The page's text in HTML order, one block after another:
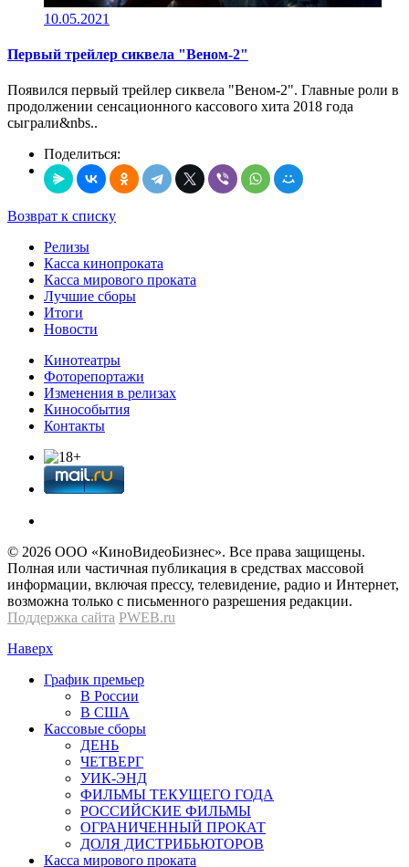
10.05.2021
Первый трейлер сиквела "Веном-2"
Появился первый трейлер сиквела "Веном-2". Главные роли в
продолжении сенсационного кассового хита 2018 года
сыграли&nbs..
Поделиться:
Возврат к списку
Релизы
Касса кинопроката
Касса мирового проката
Лучшие сборы
Итоги
Новости
Кинотеатры
Фоторепортажи
Изменения в релизах
Кинособытия
Контакты
© 2026 OOО «КиноВидеоБизнес». Все права защищены.
Полная или частичная публикация в средствах массовой
информации, включая прессу, телевидение, радио и Интернет,
возможна только с письменного разрешения редакции.
Поддержка сайта PWEB.ru
Наверх
График премьер
В России
В США
Кассовые сборы
ДЕНЬ
ЧЕТВЕРГ
УИК-ЭНД
ФИЛЬМЫ ТЕКУЩЕГО ГОДА
РОССИЙСКИЕ ФИЛЬМЫ
ОГРАНИЧЕННЫЙ ПРОКАТ
ДОЛЯ ДИСТРИБЬЮТОРОВ
Касса мирового проката